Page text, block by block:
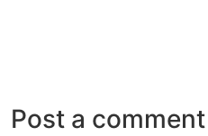
Post a comment